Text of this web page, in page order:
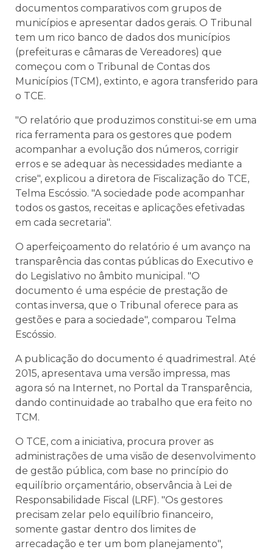
documentos comparativos com grupos de
municípios e apresentar dados gerais. O Tribunal
tem um rico banco de dados dos municípios
(prefeituras e câmaras de Vereadores) que
começou com o Tribunal de Contas dos
Municípios (TCM), extinto, e agora transferido para
o TCE.
"O relatório que produzimos constitui-se em uma
rica ferramenta para os gestores que podem
acompanhar a evolução dos números, corrigir
erros e se adequar às necessidades mediante a
crise", explicou a diretora de Fiscalização do TCE,
Telma Escóssio. "A sociedade pode acompanhar
todos os gastos, receitas e aplicações efetivadas
em cada secretaria".
O aperfeiçoamento do relatório é um avanço na
transparência das contas públicas do Executivo e
do Legislativo no âmbito municipal. "O
documento é uma espécie de prestação de
contas inversa, que o Tribunal oferece para as
gestões e para a sociedade", comparou Telma
Escóssio.
A publicação do documento é quadrimestral. Até
2015, apresentava uma versão impressa, mas
agora só na Internet, no Portal da Transparência,
dando continuidade ao trabalho que era feito no
TCM.
O TCE, com a iniciativa, procura prover as
administrações de uma visão de desenvolvimento
de gestão pública, com base no princípio do
equilíbrio orçamentário, observância à Lei de
Responsabilidade Fiscal (LRF). "Os gestores
precisam zelar pelo equilíbrio financeiro,
somente gastar dentro dos limites de
arrecadação e ter um bom planejamento",